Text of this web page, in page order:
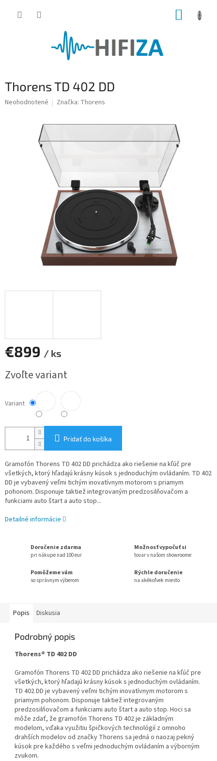
Thorens TD 402 DD
Priemerné
Neohodnotené Značka: Thorens
€899 / ks
cena:
Zvoľte variant
Variant
Pridať do košíka
Gramofón Thorens TD 402 DD prichádza ako riešenie na kľúč pre
všetkých, ktorý hľadajú krásny kúsok s jednoduchým ovládaním. TD 402
DD je vybavený veľmi tichým inovatívnym motorom s priamym
pohonom. Disponuje taktiež integrovaným predzosilňovačom a
funkciami auto štart a auto stop...
Detailné informácie
Doručenie zdarma
pri nákupe nad 100 eur
Možnosť vypočuť si
tovar v našom showroome
Pomôžeme vám
so správnym výberom
Rýchle doručenie
na akékoľvek miesto
Popis Diskusia
Podrobný popis
Thorens® TD 402 DD
Gramofón Thorens TD 402 DD prichádza ako riešenie na kľúč pre
všetkých, ktorý hľadajú krásny kúsok s jednoduchým ovládaním.
TD 402 DD je vybavený veľmi tichým inovatívnym motorom s
priamym pohonom. Disponuje taktiež integrovaným
predzosilňovačom a funkciami auto štart a auto stop. Hoci sa
môže zdať, že gramofón Thorens TD 402 je základným
modelom, vďaka využitiu špičkových technológií z omnoho
drahších modelov od značky Thorens sa jedná o naozaj pekný
kúsok pre každého s veľmi jednoduchým ovládaním a výborným
zvukom.